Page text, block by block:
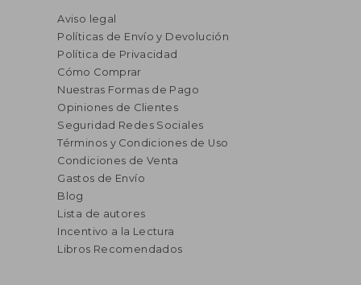
Aviso legal
Políticas de Envío y Devolución
Política de Privacidad
Cómo Comprar
Nuestras Formas de Pago
Opiniones de Clientes
Seguridad Redes Sociales
Términos y Condiciones de Uso
Condiciones de Venta
Gastos de Envío
Blog
Lista de autores
Incentivo a la Lectura
Libros Recomendados